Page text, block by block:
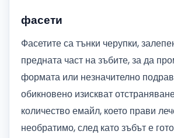
фасети
Фасетите са тънки черупки,
предната част на зъбите, за да
формата или незначително
обикновено изискват
количество емайл, което прави
необратимо, след като зъбът е